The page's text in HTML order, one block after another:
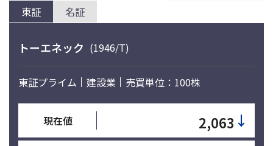
東証 名証
トーエネック (1946/T)
東証プライム 建設業 売買単位：100株
現在値 2,063 ↓